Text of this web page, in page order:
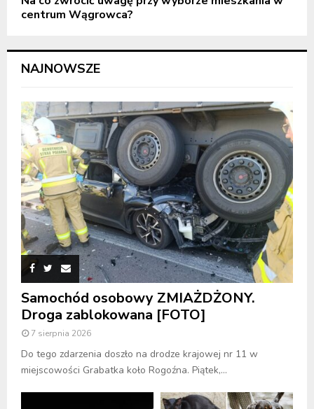
centrum Wągrowca?
NAJNOWSZE
Samochód osobowy ZMIAŻDŻONY.
Droga zablokowana [FOTO]
7 sierpnia 2026
Do tego zdarzenia doszło na drodze krajowej nr 11 w
miejscowości Grabatka koło Rogoźna. Piątek,...